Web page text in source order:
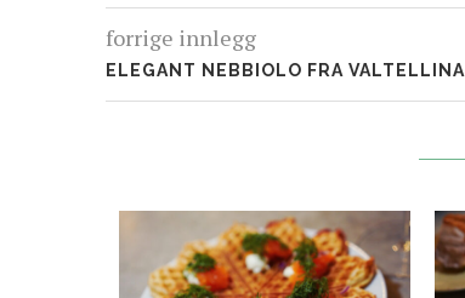
forrige innlegg
ELEGANT NEBBIOLO FRA VALTELLINA